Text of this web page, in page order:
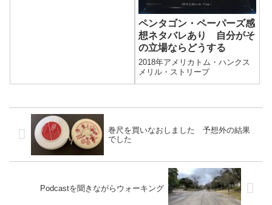
ペンタゴン・ペーパーズ感
想ネタバレあり 自分がそ
の立場ならどうする
2018年アメリカトム・ハンクス
メリル・ストリープ
巻尺を買いなおしました 予想外の結果
でした
Podcastを聞きながらウォーキング